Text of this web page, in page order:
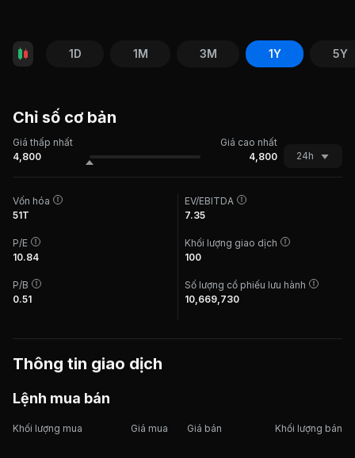
1D 1M 3M 1Y 5Y
Chỉ số cơ bản
Giá thấp nhất
Giá cao nhất
4,800
4,800 24h
Vốn hóa
51T
P/E
10.84
P/B
0.51
EV/EBITDA
7.35
Khối lượng giao dịch
100
Số lượng cổ phiếu lưu hành
10,669,730
Thông tin giao dịch
Lệnh mua bán
Khối lượng mua Giá mua Giá bán Khối lượng bán